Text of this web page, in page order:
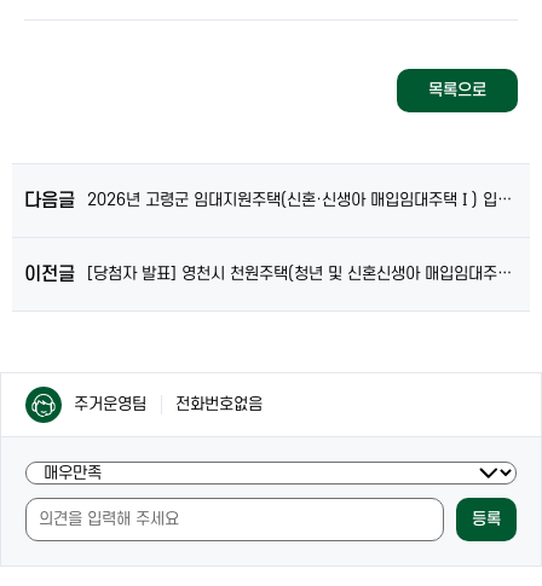
목록으로
다음글 2026년 고령군 임대지원주택(신혼·신생아 매입임대주택Ⅰ) 입주자 및 예비입주자 모집공고(2026.4.7)
이전글 [당첨자 발표] 영천시 천원주택(청년 및 신혼신생아 매입임대주택) 입주(예정)자 발표(정정)
컨
텐
담
당
안
내
주거운영팀 전화번호없음
현
재
이
지
등록